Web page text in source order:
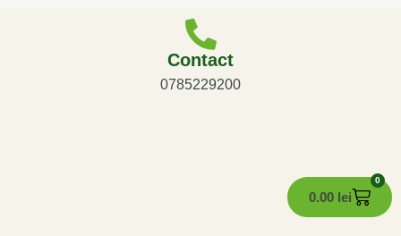
Contact
0785229200
0.00 lei
0